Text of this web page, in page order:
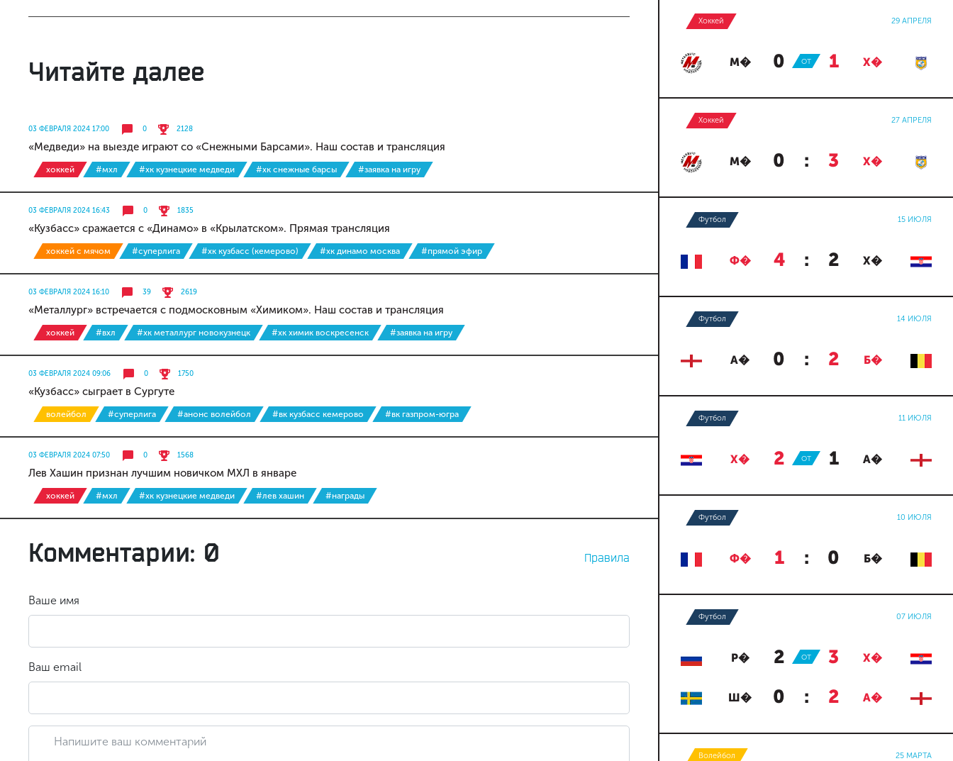
Читайте далее
03 ФЕВРАЛЯ 2024 17:00 0 2128
«Медведи» на выезде играют со «Снежными Барсами». Наш состав и трансляция
хоккей #мхл #хк кузнецкие медведи #хк снежные барсы #заявка на игру
03 ФЕВРАЛЯ 2024 16:43 0 1835
«Кузбасс» сражается с «Динамо» в «Крылатском». Прямая трансляция
хоккей с мячом #суперлига #хк кузбасс (кемерово) #хк динамо москва #прямой эфир
03 ФЕВРАЛЯ 2024 16:10 39 2619
«Металлург» встречается с подмосковным «Химиком». Наш состав и трансляция
хоккей #вхл #хк металлург новокузнецк #хк химик воскресенск #заявка на игру
03 ФЕВРАЛЯ 2024 09:06 0 1750
«Кузбасс» сыграет в Сургуте
волейбол #суперлига #анонс волейбол #вк кузбасс кемерово #вк газпром-югра
03 ФЕВРАЛЯ 2024 07:50 0 1568
Лев Хашин признан лучшим новичком МХЛ в январе
хоккей #мхл #хк кузнецкие медведи #лев хашин #награды
Комментарии: 0 Правила
Ваше имя
Ваш email
Хоккей 29 АПРЕЛЯ
М� 0 : 1 Х�
ОТ
Хоккей 27 АПРЕЛЯ
М� 0 : 3 Х�
Футбол 15 ИЮЛЯ
Ф� 4 : 2 Х�
Футбол 14 ИЮЛЯ
А� 0 : 2 Б�
Футбол 11 ИЮЛЯ
Х� 2 : 1 А�
ОТ
Футбол 10 ИЮЛЯ
Ф� 1 : 0 Б�
Футбол 07 ИЮЛЯ
Р� 2 : 3 Х�
ОТ
Ш� 0 : 2 А�
Волейбол 25 МАРТА